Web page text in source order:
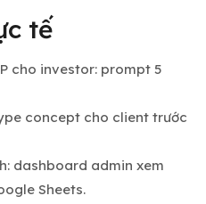
tế
cho investor: prompt 5
concept cho client trước
dashboard admin xem
Sheets.